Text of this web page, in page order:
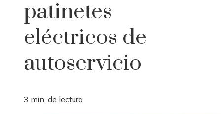
patinetes
eléctricos de
autoservicio
3 min. de lectura